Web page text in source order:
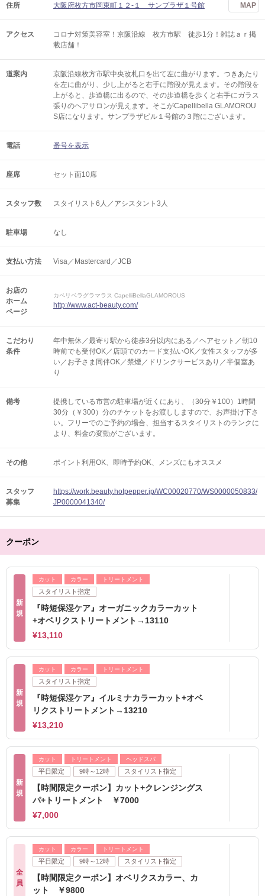
住所 大阪府枚方市岡東町１２-１ サンプラザ１号館 MAP
アクセス
コロナ対策美容室！京阪沿線 枚方市駅 徒歩1分！雑誌ａｒ掲
載店舗！
道案内
京阪沿線枚方市駅中央改札口を出て左に曲がります。つきあたり
を左に曲がり、少し上がると右手に階段が見えます。その階段を
上がると、歩道橋に出るので、その歩道橋を歩くと右手にガラス
張りのヘアサロンが見えます。そこがCapellibella GLAMOROU
S店になります。サンプラザビル１号館の３階にございます。
電話 番号を表示
座席 セット面10席
スタッフ数 スタイリスト6人／アシスタント3人
駐車場 なし
支払い方法 Visa／Mastercard／JCB
お店の
ホーム
ページ
カペリベラグラマラス CapelliBellaGLAMOROUS
http://www.act-beauty.com/
こだわり
条件
年中無休／最寄り駅から徒歩3分以内にある／ヘアセット／朝10
時前でも受付OK／店頭でのカード支払いOK／女性スタッフが多
い／お子さま同伴OK／禁煙／ドリンクサービスあり／半個室あ
り
備考
提携している市営の駐車場が近くにあり、（30分￥100）1時間
30分（￥300）分のチケットをお渡ししますので、お声掛け下さ
い。フリーでのご予約の場合、担当するスタイリストのランクに
より、料金の変動がございます。
その他 ポイント利用OK 即時予約OK メンズにもオススメ
スタッフ
募集
https://work.beauty.hotpepper.jp/WC00020770/WS0000050833/
JP0000041340/
クーポン
新
規
カット カラー トリートメント
スタイリスト指定
『時短保湿ケア』オーガニックカラーカット
+オベリクストリートメント→13110
¥13,110
新
規
カット カラー トリートメント
スタイリスト指定
『時短保湿ケア』イルミナカラーカット+オベ
リクストリートメント→13210
¥13,210
新
規
カット トリートメント ヘッドスパ
平日限定 9時～12時 スタイリスト指定
【時間限定クーポン】カット+クレンジングス
パ+トリートメント ￥7000
¥7,000
全
員
カット カラー トリートメント
平日限定 9時～12時 スタイリスト指定
【時間限定クーポン】オベリクスカラー、カ
ット ￥9800